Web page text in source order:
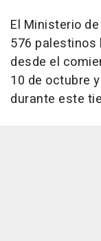
El Ministerio
576 palestinos
desde el
10 de octubre
durante este